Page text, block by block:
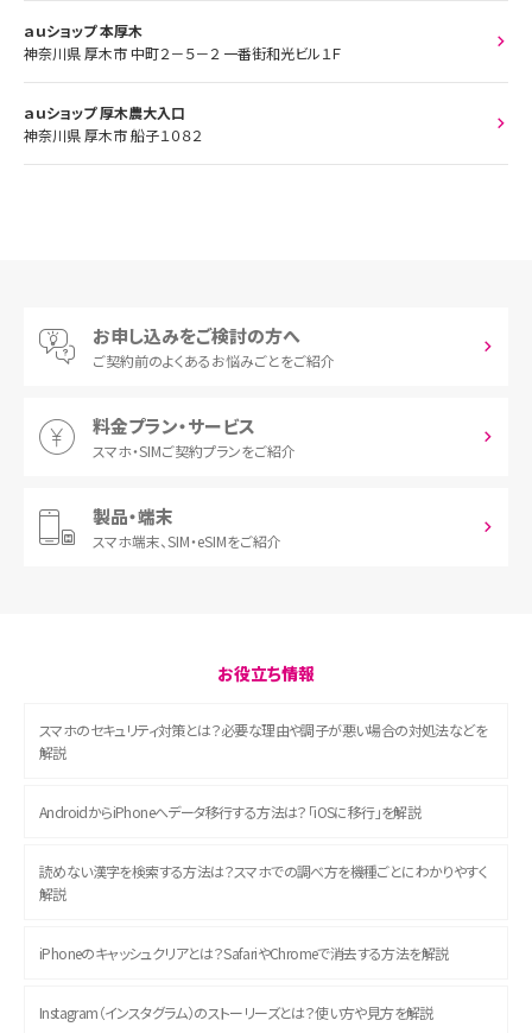
ａｕショップ 本厚木
神奈川県 厚木市 中町２－５－２ 一番街和光ビル１Ｆ
ａｕショップ 厚木農大入口
神奈川県 厚木市 船子１０８２
お申し込みをご検討の方へ
ご契約前のよくあるお悩みごとをご紹介
料金プラン・サービス
スマホ・SIMご契約プランをご紹介
製品・端末
スマホ端末、SIM・eSIMをご紹介
お役立ち情報
スマホのセキュリティ対策とは？必要な理由や調子が悪い場合の対処法などを
解説
AndroidからiPhoneへデータ移行する方法は？「iOSに移行」を解説
読めない漢字を検索する方法は？スマホでの調べ方を機種ごとにわかりやすく
解説
iPhoneのキャッシュクリアとは？SafariやChromeで消去する方法を解説
Instagram（インスタグラム）のストーリーズとは？使い方や見方を解説